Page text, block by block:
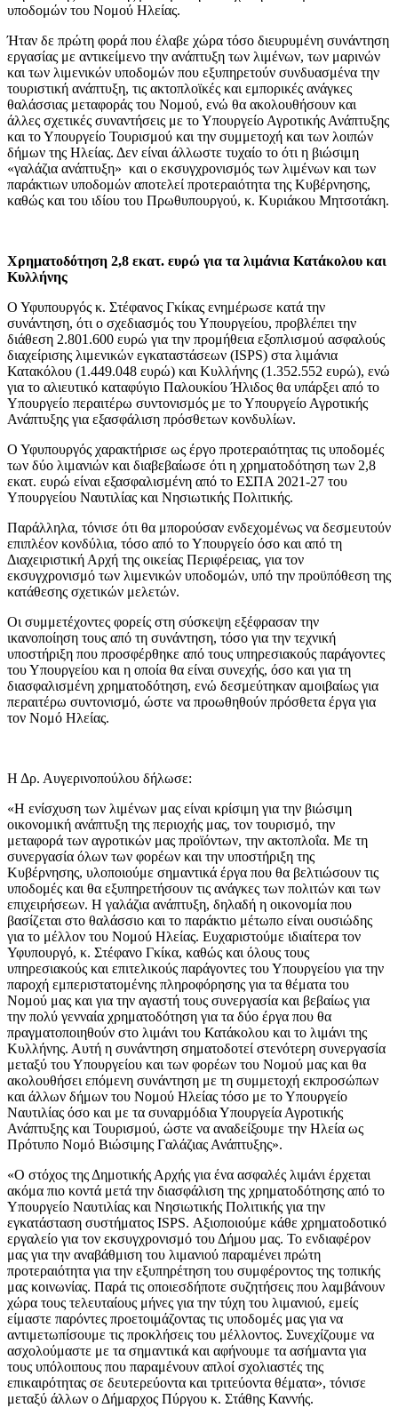
υποδομών του Νομού Ηλείας.
Ήταν δε πρώτη φορά που έλαβε χώρα τόσο διευρυμένη συνάντηση
εργασίας με αντικείμενο την ανάπτυξη των λιμένων, των μαρινών
και των λιμενικών υποδομών που εξυπηρετούν συνδυασμένα την
τουριστική ανάπτυξη, τις ακτοπλοϊκές και εμπορικές ανάγκες
θαλάσσιας μεταφοράς του Νομού, ενώ θα ακολουθήσουν και
άλλες σχετικές συναντήσεις με το Υπουργείο Αγροτικής Ανάπτυξης
και το Υπουργείο Τουρισμού και την συμμετοχή και των λοιπών
δήμων της Ηλείας. Δεν είναι άλλωστε τυχαίο το ότι η βιώσιμη
«γαλάζια ανάπτυξη» και ο εκσυγχρονισμός των λιμένων και των
παράκτιων υποδομών αποτελεί προτεραιότητα της Κυβέρνησης,
καθώς και του ιδίου του Πρωθυπουργού, κ. Κυριάκου Μητσοτάκη.
Χρηματοδότηση 2,8 εκατ. ευρώ για τα λιμάνια Κατάκολου και
Κυλλήνης
Ο Υφυπουργός κ. Στέφανος Γκίκας ενημέρωσε κατά την
συνάντηση, ότι ο σχεδιασμός του Υπουργείου, προβλέπει την
διάθεση 2.801.600 ευρώ για την προμήθεια εξοπλισμού ασφαλούς
διαχείρισης λιμενικών εγκαταστάσεων (ISPS) στα λιμάνια
Κατακόλου (1.449.048 ευρώ) και Κυλλήνης (1.352.552 ευρώ), ενώ
για το αλιευτικό καταφύγιο Παλουκίου Ήλιδος θα υπάρξει από το
Υπουργείο περαιτέρω συντονισμός με το Υπουργείο Αγροτικής
Ανάπτυξης για εξασφάλιση πρόσθετων κονδυλίων.
Ο Υφυπουργός χαρακτήρισε ως έργο προτεραιότητας τις υποδομές
των δύο λιμανιών και διαβεβαίωσε ότι η χρηματοδότηση των 2,8
εκατ. ευρώ είναι εξασφαλισμένη από το ΕΣΠΑ 2021-27 του
Υπουργείου Ναυτιλίας και Νησιωτικής Πολιτικής.
Παράλληλα, τόνισε ότι θα μπορούσαν ενδεχομένως να δεσμευτούν
επιπλέον κονδύλια, τόσο από το Υπουργείο όσο και από τη
Διαχειριστική Αρχή της οικείας Περιφέρειας, για τον
εκσυγχρονισμό των λιμενικών υποδομών, υπό την προϋπόθεση της
κατάθεσης σχετικών μελετών.
Οι συμμετέχοντες φορείς στη σύσκεψη εξέφρασαν την
ικανοποίηση τους από τη συνάντηση, τόσο για την τεχνική
υποστήριξη που προσφέρθηκε από τους υπηρεσιακούς παράγοντες
του Υπουργείου και η οποία θα είναι συνεχής, όσο και για τη
διασφαλισμένη χρηματοδότηση, ενώ δεσμεύτηκαν αμοιβαίως για
περαιτέρω συντονισμό, ώστε να προωθηθούν πρόσθετα έργα για
τον Νομό Ηλείας.
Η Δρ. Αυγερινοπούλου δήλωσε:
«Η ενίσχυση των λιμένων μας είναι κρίσιμη για την βιώσιμη
οικονομική ανάπτυξη της περιοχής μας, τον τουρισμό, την
μεταφορά των αγροτικών μας προϊόντων, την ακτοπλοΐα. Με τη
συνεργασία όλων των φορέων και την υποστήριξη της
Κυβέρνησης, υλοποιούμε σημαντικά έργα που θα βελτιώσουν τις
υποδομές και θα εξυπηρετήσουν τις ανάγκες των πολιτών και των
επιχειρήσεων. Η γαλάζια ανάπτυξη, δηλαδή η οικονομία που
βασίζεται στο θαλάσσιο και το παράκτιο μέτωπο είναι ουσιώδης
για το μέλλον του Νομού Ηλείας. Ευχαριστούμε ιδιαίτερα τον
Υφυπουργό, κ. Στέφανο Γκίκα, καθώς και όλους τους
υπηρεσιακούς και επιτελικούς παράγοντες του Υπουργείου για την
παροχή εμπεριστατομένης πληροφόρησης για τα θέματα του
Νομού μας και για την αγαστή τους συνεργασία και βεβαίως για
την πολύ γενναία χρηματοδότηση για τα δύο έργα που θα
πραγματοποιηθούν στο λιμάνι του Κατάκολου και το λιμάνι της
Κυλλήνης. Αυτή η συνάντηση σηματοδοτεί στενότερη συνεργασία
μεταξύ του Υπουργείου και των φορέων του Νομού μας και θα
ακολουθήσει επόμενη συνάντηση με τη συμμετοχή εκπροσώπων
και άλλων δήμων του Νομού Ηλείας τόσο με το Υπουργείο
Ναυτιλίας όσο και με τα συναρμόδια Υπουργεία Αγροτικής
Ανάπτυξης και Τουρισμού, ώστε να αναδείξουμε την Ηλεία ως
Πρότυπο Νομό Βιώσιμης Γαλάζιας Ανάπτυξης».
«Ο στόχος της Δημοτικής Αρχής για ένα ασφαλές λιμάνι έρχεται
ακόμα πιο κοντά μετά την διασφάλιση της χρηματοδότησης από το
Υπουργείο Ναυτιλίας και Νησιωτικής Πολιτικής για την
εγκατάσταση συστήματος ISPS. Αξιοποιούμε κάθε χρηματοδοτικό
εργαλείο για τον εκσυγχρονισμό του Δήμου μας. Το ενδιαφέρον
μας για την αναβάθμιση του λιμανιού παραμένει πρώτη
προτεραιότητα για την εξυπηρέτηση του συμφέροντος της τοπικής
μας κοινωνίας. Παρά τις οποιεσδήποτε συζητήσεις που λαμβάνουν
χώρα τους τελευταίους μήνες για την τύχη του λιμανιού, εμείς
είμαστε παρόντες προετοιμάζοντας τις υποδομές μας για να
αντιμετωπίσουμε τις προκλήσεις του μέλλοντος. Συνεχίζουμε να
ασχολούμαστε με τα σημαντικά και αφήνουμε τα ασήμαντα για
τους υπόλοιπους που παραμένουν απλοί σχολιαστές της
επικαιρότητας σε δευτερεύοντα και τριτεύοντα θέματα», τόνισε
μεταξύ άλλων ο Δήμαρχος Πύργου κ. Στάθης Καννής.